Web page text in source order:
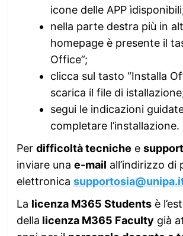
icone delle APP
nella parte destra più in
homepage è presente il
Office”;
clicca sul tasto “Installa
scarica il file di
segui le indicazioni
completare l’installazione.
Per difficoltà tecniche e
inviare una e-mail all’indirizzo di
elettronica
La licenza M365 Studentsè
della licenza M365 Faculty già